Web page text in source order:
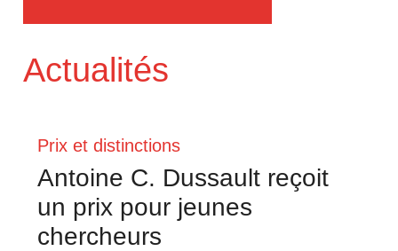
Actualités
Prix et distinctions
Antoine C. Dussault reçoit
un prix pour jeunes
chercheurs